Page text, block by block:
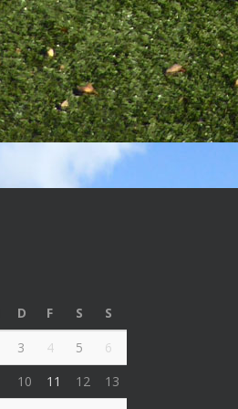
D F S
S
3 4 5
6
10 11 12
13